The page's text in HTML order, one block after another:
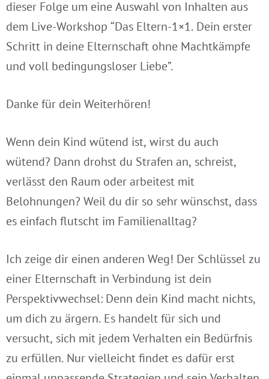
dieser Folge um eine Auswahl von Inhalten aus
dem Live-Workshop “Das Eltern-1×1. Dein erster
Schritt in deine Elternschaft ohne Machtkämpfe
und voll bedingungsloser Liebe”.
Danke für dein Weiterhören!
Wenn dein Kind wütend ist, wirst du auch
wütend? Dann drohst du Strafen an, schreist,
verlässt den Raum oder arbeitest mit
Belohnungen? Weil du dir so sehr wünschst, dass
es einfach flutscht im Familienalltag?
Ich zeige dir einen anderen Weg! Der Schlüssel zu
einer Elternschaft in Verbindung ist dein
Perspektivwechsel: Denn dein Kind macht nichts,
um dich zu ärgern. Es handelt für sich und
versucht, sich mit jedem Verhalten ein Bedürfnis
zu erfüllen. Nur vielleicht findet es dafür erst